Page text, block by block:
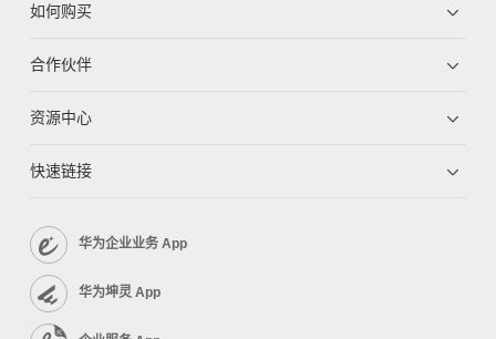
如何购买
合作伙伴
资源中心
快速链接
华为企业业务 App
华为坤灵 App